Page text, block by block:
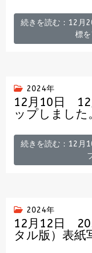
続きを読む：12月
標
2024年
12月10日 12
ップしました
続きを読む：12月
2024年
12月12日
タル版）表紙